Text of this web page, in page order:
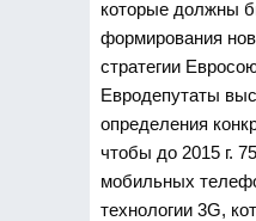
которые должны
формирования
стратегии
Евродепутаты
определения
чтобы до 2015 г.
мобильных
технологии 3G,